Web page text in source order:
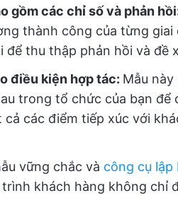
gồm các chỉ số và phản
thành công của từng
để thu thập phản hồi và đề
điều kiện hợp tác: Mẫu
trong tổ chức của bạn để
cả các điểm tiếp xúc với
vững chắc và công cụ lập
khách hàng không chỉ